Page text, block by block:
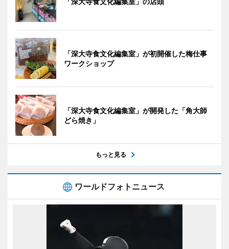
「深大寺食文化編集室」が初開催した梅仕事
ワークショップ
「深大寺食文化編集室」が開発した「角大師
どら焼き」
もっと見る
ワールドフォトニュース